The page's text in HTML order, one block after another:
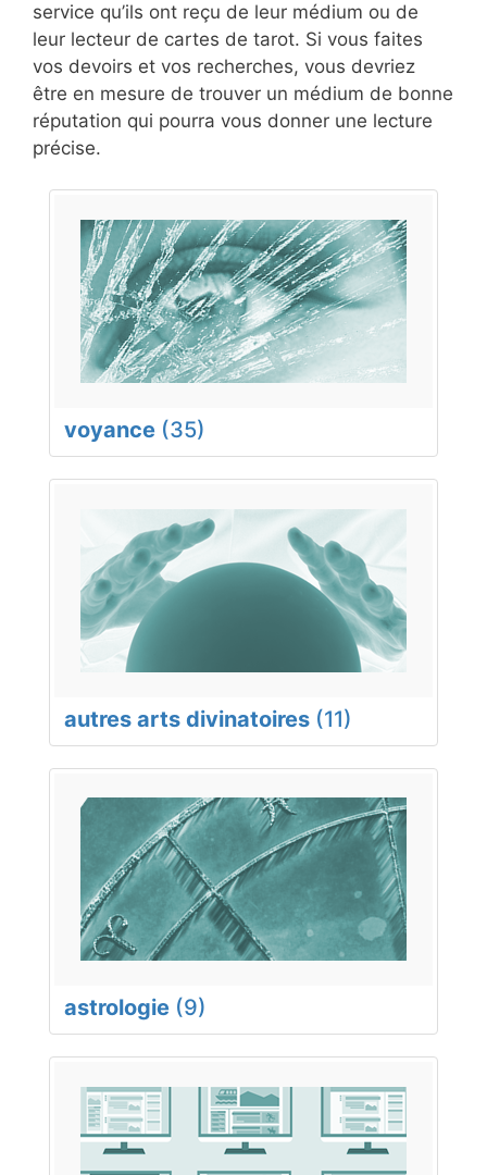
service qu’ils ont reçu de leur médium ou de
leur lecteur de cartes de tarot. Si vous faites
vos devoirs et vos recherches, vous devriez
être en mesure de trouver un médium de bonne
réputation qui pourra vous donner une lecture
précise.
voyance (35)
autres arts divinatoires (11)
astrologie (9)